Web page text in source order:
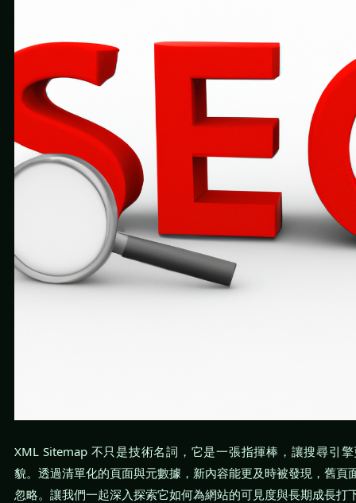
XML Sitemap 不只是技術名詞，它是一張指揮棒，讓搜尋引
貌。透過清單化的頁面與元數據，新內容能更及時被發現，舊頁
忽略。讓我們一起深入探索它如何為網站的可見度與長期成長打